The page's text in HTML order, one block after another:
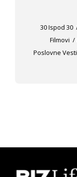
30 Ispod 30
Filmovi
Poslovne Vesti